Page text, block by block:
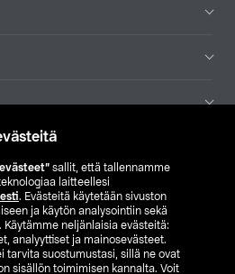
sallit, että tallennamme
laitteellesi
. Evästeitä käytetään sivuston
ja käytön analysointiin sekä
Käytämme neljänlaisia evästeitä:
analyyttiset ja mainosevästeet.
tarvita suostumustasi, sillä ne ovat
sisällön toimimisen kannalta. Voit
Etsi myymälä
NO FI
FI SV